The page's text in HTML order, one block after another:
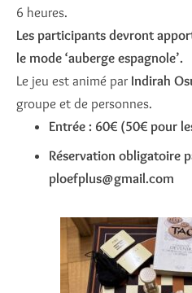
6 heures.
Les participants devront
le mode ‘auberge espagnole’.
Le jeu est animé par Indirah
groupe et de personnes.
Entrée : 60€ (50€ pour
Réservation obligatoire
ploefplus@gmail.com